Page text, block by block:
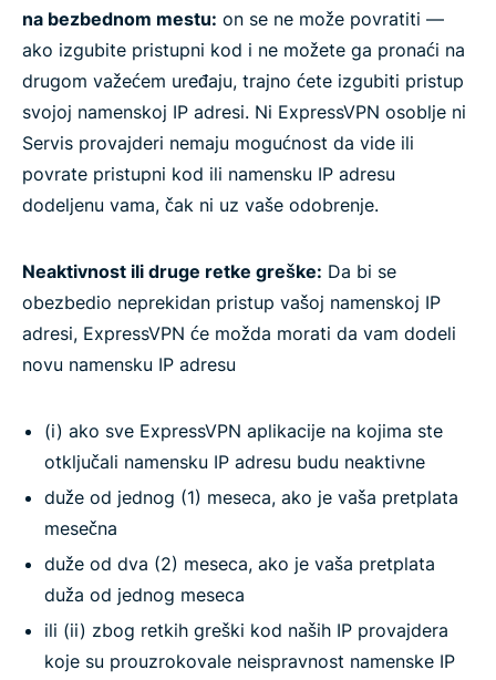
na bezbednom mestu: on se ne može povratiti —
ako izgubite pristupni kod i ne možete ga pronaći na
drugom važećem uređaju, trajno ćete izgubiti pristup
svojoj namenskoj IP adresi. Ni ExpressVPN osoblje ni
Servis provajderi nemaju mogućnost da vide ili
povrate pristupni kod ili namensku IP adresu
dodeljenu vama, čak ni uz vaše odobrenje.
Neaktivnost ili druge retke greške: Da bi se
obezbedio neprekidan pristup vašoj namenskoj IP
adresi, ExpressVPN će možda morati da vam dodeli
novu namensku IP adresu
(i) ako sve ExpressVPN aplikacije na kojima ste
otključali namensku IP adresu budu neaktivne
duže od jednog (1) meseca, ako je vaša pretplata
mesečna
duže od dva (2) meseca, ako je vaša pretplata
duža od jednog meseca
ili (ii) zbog retkih greški kod naših IP provajdera
koje su prouzrokovale neispravnost namenske IP